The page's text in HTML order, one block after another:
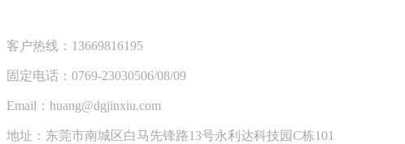
客户热线：13669816195
固定电话：0769-23030506/08/09
Email：huang@dgjinxiu.com
地址：东莞市南城区白马先锋路13号永利达科技园C栋101